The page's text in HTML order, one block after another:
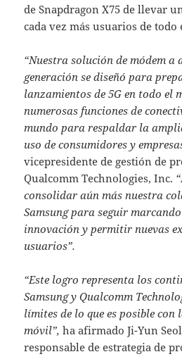
de Snapdragon X75 de llevar
cada vez más usuarios de todo
“Nuestra solución de módem a
generación se diseñó para
lanzamientos de 5G en todo el
numerosas funciones de
mundo para respaldar la
uso de consumidores y
vicepresidente de gestión de
Qualcomm Technologies, Inc.
consolidar aún más nuestra
Samsung para seguir
innovación y permitir nuevas
usuarios”.
“Este logro representa los
Samsung y Qualcomm
límites de lo que es posible con
móvil”,ha afirmado Ji-Yun
responsable de estrategia de